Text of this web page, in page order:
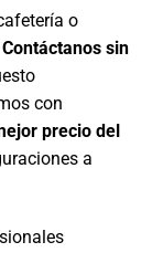
o
Contáctanos sin
con
precio del
a